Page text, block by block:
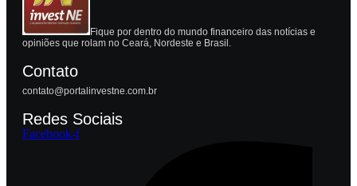
Fique por dentro do mundo financeiro das notícias e
opiniões que rolam no Ceará, Nordeste e Brasil.
Contato
contato@portalinvestne.com.br
Redes Sociais
Facebook-f